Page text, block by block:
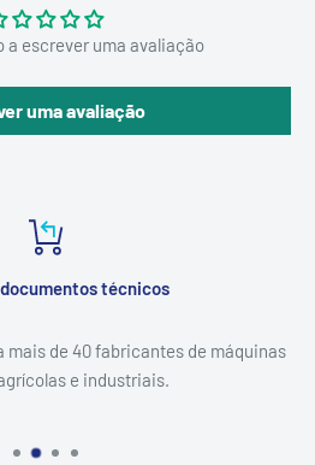
a escrever uma avaliação
uma avaliação
técnicos
mais de 40 fabricantes de máquinas
e industriais.